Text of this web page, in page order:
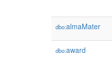
dbo:almaMater
dbo:award